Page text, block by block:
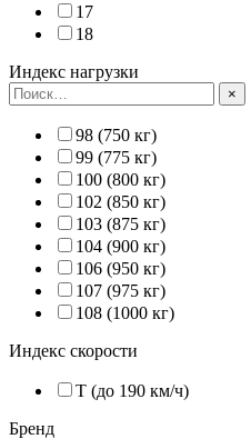
17
18
Индекс нагрузки
×
98 (750 кг)
99 (775 кг)
100 (800 кг)
102 (850 кг)
103 (875 кг)
104 (900 кг)
106 (950 кг)
107 (975 кг)
108 (1000 кг)
Индекс скорости
T (до 190 км/ч)
Бренд